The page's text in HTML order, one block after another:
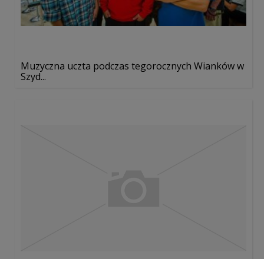
Muzyczna uczta podczas tegorocznych Wianków w
Szyd...